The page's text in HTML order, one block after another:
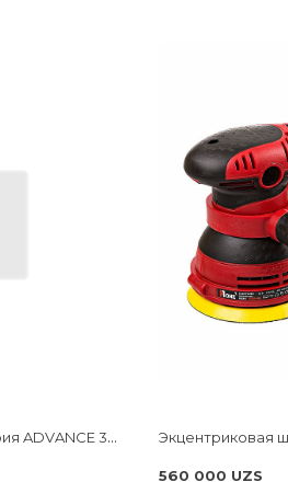
Струбцина винтовая P.I.T. cерия ADVANCE 300мм, тип F, 120x270 мм, 4000 Н, сталь/чугун HCLF03-0300
560 000 UZS